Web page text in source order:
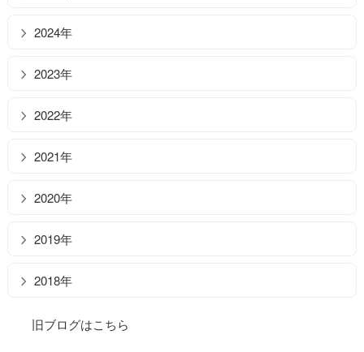
2024年
2023年
2022年
2021年
2020年
2019年
2018年
旧ブログはこちら